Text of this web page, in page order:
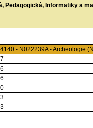
Pedagogická, Informatiky a
4140 - N022239A - Archeologie
7
6
6
0
3
3